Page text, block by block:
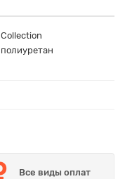
Сollection
полиуретан
Все виды оплат